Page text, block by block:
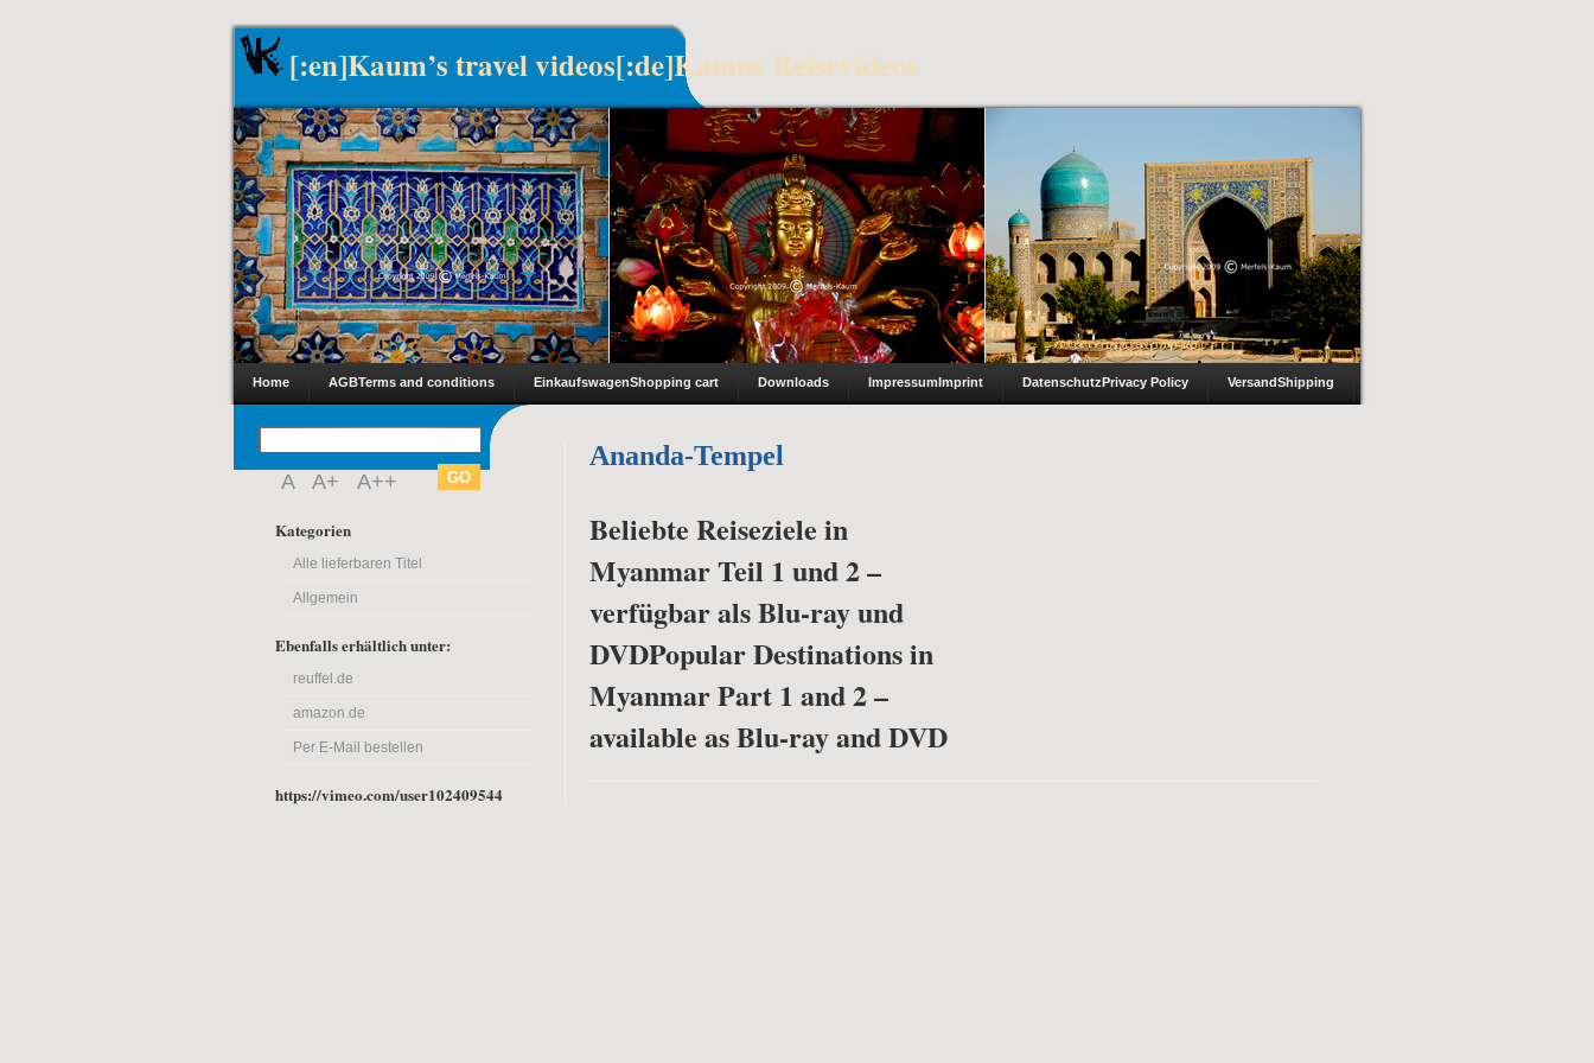
[:en]Kaum’s travel videos[:de]Kaums Reisevideos
Home AGBTerms and conditions EinkaufswagenShopping cart Downloads ImpressumImprint DatenschutzPrivacy Policy VersandShipping
A A+ A++
Kategorien
Alle lieferbaren Titel
Allgemein
Ebenfalls erhältlich unter:
reuffel.de
amazon.de
Per E-Mail bestellen
https://vimeo.com/user102409544
Ananda-Tempel
Beliebte Reiseziele in
Myanmar Teil 1 und 2 –
verfügbar als Blu-ray und
DVDPopular Destinations in
Myanmar Part 1 and 2 –
available as Blu-ray and DVD